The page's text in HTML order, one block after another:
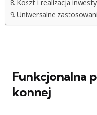
Koszt i realizacja
Uniwersalne
Funkcjonalna
konnej